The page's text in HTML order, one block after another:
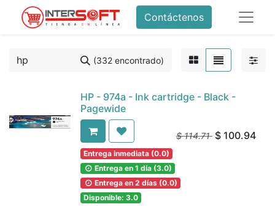
Contáctenos
(332 encontrado)
HP - 974a - Ink cartridge - Black -
Pagewide
$114.71 $ 100.94
Entrega inmediata (0.0)
Entrega en 1 día (3.0)
Entrega en 2 días (0.0)
Disponible: 3.0